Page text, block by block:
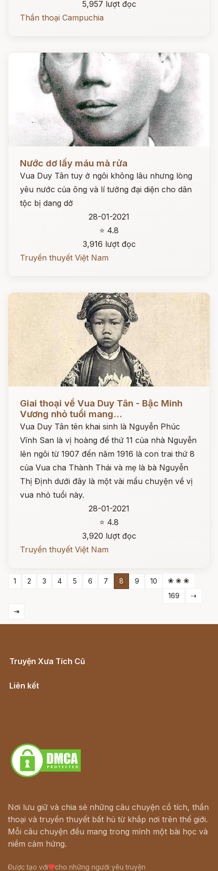
5,957 lượt đọc
Thần thoại Campuchia
Nước dơ lấy máu mà rửa
Vua Duy Tân tuy ở ngôi không lâu nhưng lòng
yêu nước của ông và lí tưởng đại diện cho dân
tộc bị dang dở
28-01-2021
⭐ 4.8
3,916 lượt đọc
Truyền thuyết Việt Nam
Giai thoại về Vua Duy Tân - Bậc Minh
Vương nhỏ tuổi mang...
Vua Duy Tân tên khai sinh là Nguyễn Phúc
Vĩnh San là vị hoàng đế thứ 11 của nhà Nguyễn
lên ngôi từ 1907 đến năm 1916 là con trai thứ 8
của Vua cha Thành Thái và mẹ là bà Nguyễn
Thị Định dưới đây là một vài mẩu chuyện về vị
vua nhỏ tuổi này.
28-01-2021
⭐ 4.8
3,920 lượt đọc
Truyền thuyết Việt Nam
1 2 3 4 5 6 7 8 9 10
❀ ❀ ❀
169
⇢
⇥
Truyện Xưa Tích Cũ
Liên kết
Nơi lưu giữ và chia sẻ những câu chuyện cổ tích, thần
thoại và truyền thuyết bất hủ từ khắp nơi trên thế giới.
Mỗi câu chuyện đều mang trong mình một bài học và
niềm cảm hứng.
Được tạo với cho những người yêu truyện